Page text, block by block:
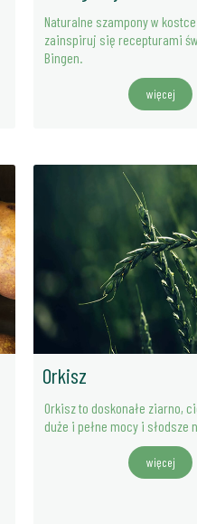
Naturalne szampony w
zainspiruj się recepturami
Bingen.
więcej
Orkisz
Orkisz to doskonałe ziarno,
duże i pełne mocy i słodsze
więcej